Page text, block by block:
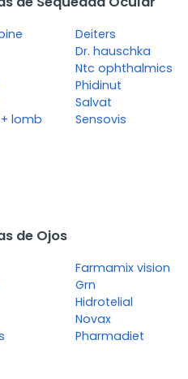
lomb
Deiters
Dr. hauschka
Ntc ophthalmics
Phidinut
Salvat
Sensovis
de Ojos
Farmamix vision
Grn
Hidrotelial
Novax
Pharmadiet